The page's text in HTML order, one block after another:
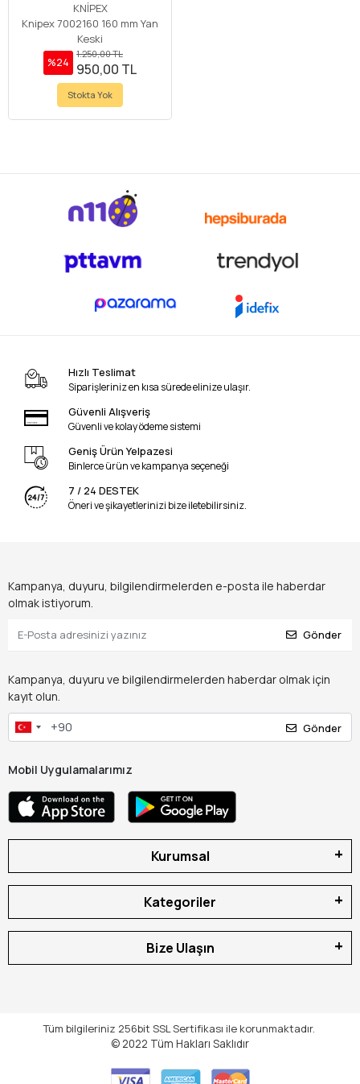
KNİPEX
Knipex 7002160 160 mm Yan
Keski
%24
1.250,00 TL
950,00 TL
Stokta Yok
Hızlı Teslimat
Siparişleriniz en kısa sürede elinize ulaşır.
Güvenli Alışveriş
Güvenli ve kolay ödeme sistemi
Geniş Ürün Yelpazesi
Binlerce ürün ve kampanya seçeneği
7 / 24 DESTEK
Öneri ve şikayetlerinizi bize iletebilirsiniz.
Kampanya, duyuru, bilgilendirmelerden e-posta ile haberdar
olmak istiyorum.
Gönder
Kampanya, duyuru ve bilgilendirmelerden haberdar olmak için
kayıt olun.
Gönder
Mobil Uygulamalarımız
Kurumsal
Kategoriler
Bize Ulaşın
Tüm bilgileriniz 256bit SSL Sertifikası ile korunmaktadır.
© 2022 Tüm Hakları Saklıdır